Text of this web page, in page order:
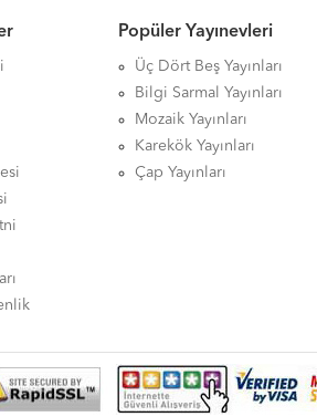
Popüler Yayınevleri
Üç Dört Beş Yayınları
Bilgi Sarmal Yayınları
Mozaik Yayınları
Karekök Yayınları
Çap Yayınları